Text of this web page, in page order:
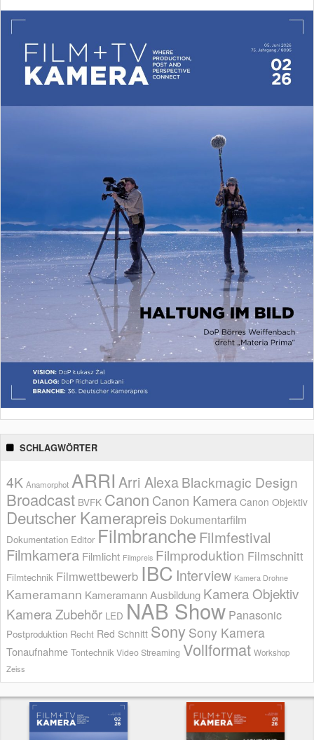
SCHLAGWÖRTER
4K Anamorphot ARRI Arri AlexaBlackmagic Design
Broadcast BVFK Canon Canon Kamera Canon Objektiv
Deutscher Kamerapreis Dokumentarfilm
Dokumentation Editor Filmbranche Filmfestival
Filmkamera Filmlicht Filmpreis Filmproduktion Filmschnitt
Filmtechnik Filmwettbewerb IBC Interview Kamera Drohne
Kameramann Kameramann Ausbildung Kamera Objektiv
Kamera Zubehör LED NAB Show Panasonic
Postproduktion Recht Red Schnitt Sony Sony Kamera
Tonaufnahme Tontechnik Video Streaming Vollformat Workshop
Zeiss